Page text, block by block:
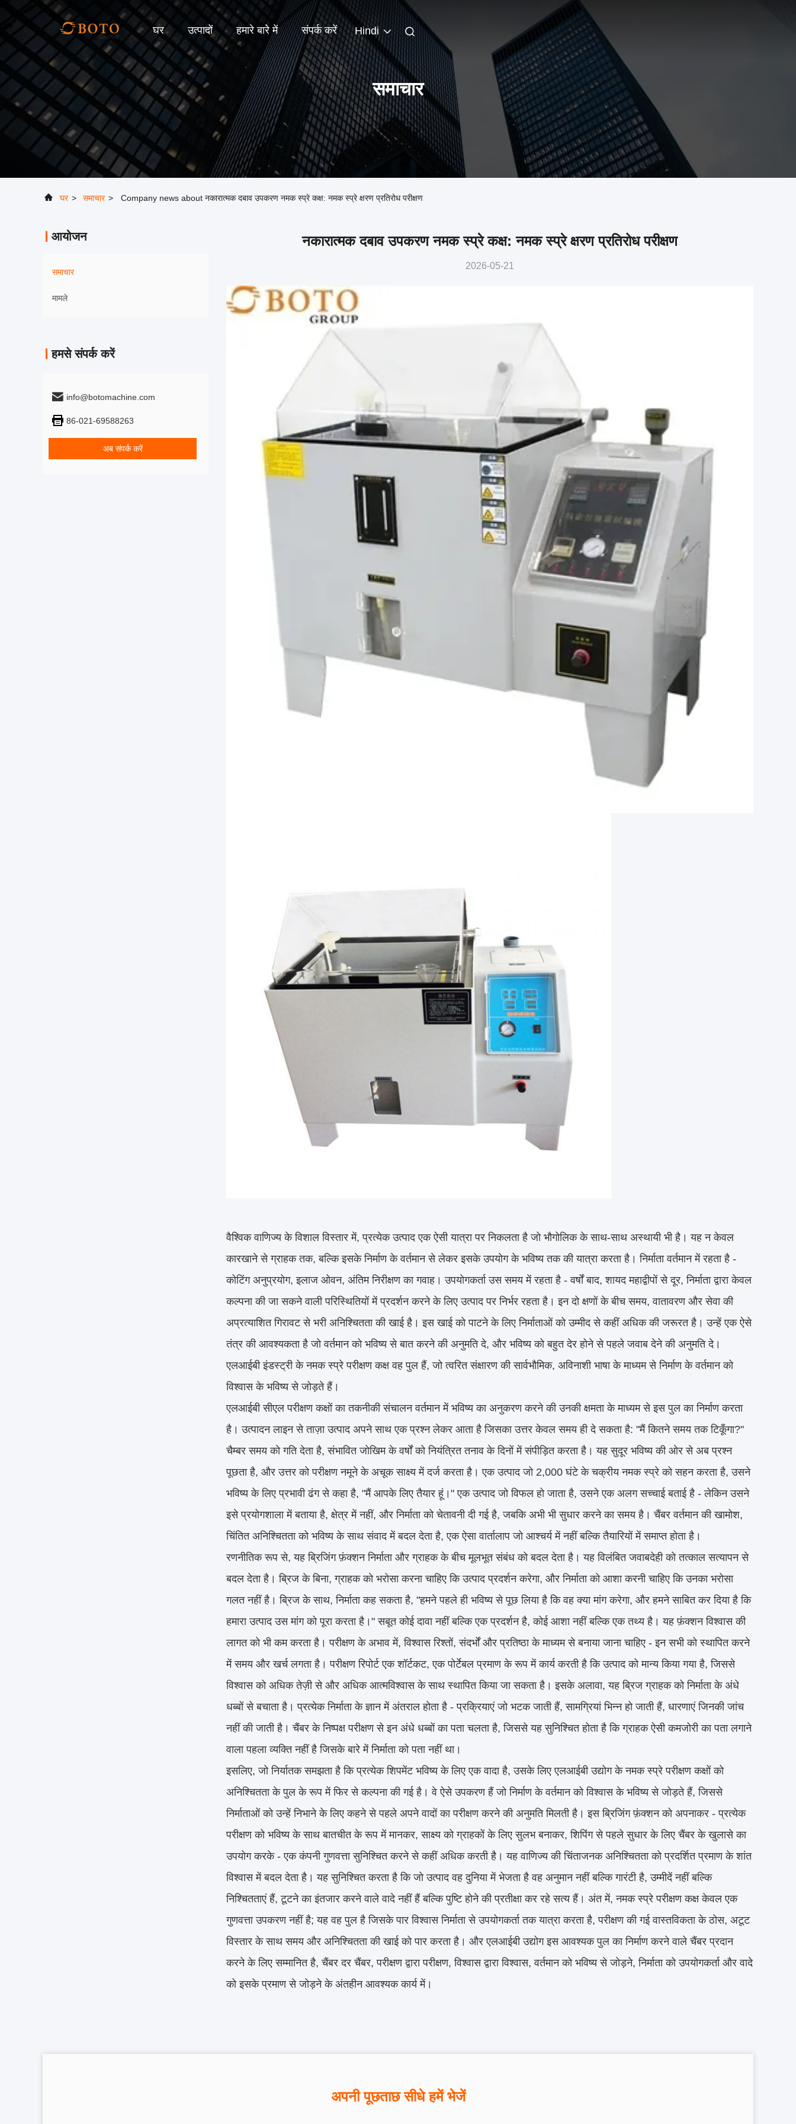
घर उत्पादों हमारे बारे में संपर्क करें Hindi
समाचार
घर > समाचार > Company news about नकारात्मक दबाव उपकरण नमक स्प्रे कक्ष: नमक स्प्रे क्षरण प्रतिरोध परीक्षण
आयोजन
समाचार
मामले
हमसे संपर्क करें
info@botomachine.com
86-021-69588263
अब संपर्क करें
नकारात्मक दबाव उपकरण नमक स्प्रे कक्ष: नमक स्प्रे क्षरण प्रतिरोध परीक्षण
2026-05-21
वैश्विक वाणिज्य के विशाल विस्तार में, प्रत्येक उत्पाद एक ऐसी यात्रा पर निकलता है जो भौगोलिक के साथ-साथ अस्थायी भी है। यह न केवल
कारखाने से ग्राहक तक, बल्कि इसके निर्माण के वर्तमान से लेकर इसके उपयोग के भविष्य तक की यात्रा करता है। निर्माता वर्तमान में रहता है -
कोटिंग अनुप्रयोग, इलाज ओवन, अंतिम निरीक्षण का गवाह। उपयोगकर्ता उस समय में रहता है - वर्षों बाद, शायद महाद्वीपों से दूर, निर्माता द्वारा केवल
कल्पना की जा सकने वाली परिस्थितियों में प्रदर्शन करने के लिए उत्पाद पर निर्भर रहता है। इन दो क्षणों के बीच समय, वातावरण और सेवा की
अप्रत्याशित गिरावट से भरी अनिश्चितता की खाई है। इस खाई को पाटने के लिए निर्माताओं को उम्मीद से कहीं अधिक की जरूरत है। उन्हें एक ऐसे
तंत्र की आवश्यकता है जो वर्तमान को भविष्य से बात करने की अनुमति दे, और भविष्य को बहुत देर होने से पहले जवाब देने की अनुमति दे।
एलआईबी इंडस्ट्री के नमक स्प्रे परीक्षण कक्ष वह पुल हैं, जो त्वरित संक्षारण की सार्वभौमिक, अविनाशी भाषा के माध्यम से निर्माण के वर्तमान को
विश्वास के भविष्य से जोड़ते हैं।
एलआईबी सीएल परीक्षण कक्षों का तकनीकी संचालन वर्तमान में भविष्य का अनुकरण करने की उनकी क्षमता के माध्यम से इस पुल का निर्माण करता
है। उत्पादन लाइन से ताज़ा उत्पाद अपने साथ एक प्रश्न लेकर आता है जिसका उत्तर केवल समय ही दे सकता है: "मैं कितने समय तक टिकूँगा?"
चैम्बर समय को गति देता है, संभावित जोखिम के वर्षों को नियंत्रित तनाव के दिनों में संपीड़ित करता है। यह सुदूर भविष्य की ओर से अब प्रश्न
पूछता है, और उत्तर को परीक्षण नमूने के अचूक साक्ष्य में दर्ज करता है। एक उत्पाद जो 2,000 घंटे के चक्रीय नमक स्प्रे को सहन करता है, उसने
भविष्य के लिए प्रभावी ढंग से कहा है, "मैं आपके लिए तैयार हूं।" एक उत्पाद जो विफल हो जाता है, उसने एक अलग सच्चाई बताई है - लेकिन उसने
इसे प्रयोगशाला में बताया है, क्षेत्र में नहीं, और निर्माता को चेतावनी दी गई है, जबकि अभी भी सुधार करने का समय है। चैंबर वर्तमान की खामोश,
चिंतित अनिश्चितता को भविष्य के साथ संवाद में बदल देता है, एक ऐसा वार्तालाप जो आश्चर्य में नहीं बल्कि तैयारियों में समाप्त होता है।
रणनीतिक रूप से, यह ब्रिजिंग फ़ंक्शन निर्माता और ग्राहक के बीच मूलभूत संबंध को बदल देता है। यह विलंबित जवाबदेही को तत्काल सत्यापन से
बदल देता है। ब्रिज के बिना, ग्राहक को भरोसा करना चाहिए कि उत्पाद प्रदर्शन करेगा, और निर्माता को आशा करनी चाहिए कि उनका भरोसा
गलत नहीं है। ब्रिज के साथ, निर्माता कह सकता है, "हमने पहले ही भविष्य से पूछ लिया है कि वह क्या मांग करेगा, और हमने साबित कर दिया है कि
हमारा उत्पाद उस मांग को पूरा करता है।" सबूत कोई दावा नहीं बल्कि एक प्रदर्शन है, कोई आशा नहीं बल्कि एक तथ्य है। यह फ़ंक्शन विश्वास की
लागत को भी कम करता है। परीक्षण के अभाव में, विश्वास रिश्तों, संदर्भों और प्रतिष्ठा के माध्यम से बनाया जाना चाहिए - इन सभी को स्थापित करने
में समय और खर्च लगता है। परीक्षण रिपोर्ट एक शॉर्टकट, एक पोर्टेबल प्रमाण के रूप में कार्य करती है कि उत्पाद को मान्य किया गया है, जिससे
विश्वास को अधिक तेज़ी से और अधिक आत्मविश्वास के साथ स्थापित किया जा सकता है। इसके अलावा, यह ब्रिज ग्राहक को निर्माता के अंधे
धब्बों से बचाता है। प्रत्येक निर्माता के ज्ञान में अंतराल होता है - प्रक्रियाएं जो भटक ​​जाती हैं, सामग्रियां भिन्न हो जाती हैं, धारणाएं जिनकी जांच
नहीं की जाती है। चैंबर के निष्पक्ष परीक्षण से इन अंधे धब्बों का पता चलता है, जिससे यह सुनिश्चित होता है कि ग्राहक ऐसी कमजोरी का पता लगाने
वाला पहला व्यक्ति नहीं है जिसके बारे में निर्माता को पता नहीं था।
इसलिए, जो निर्यातक समझता है कि प्रत्येक शिपमेंट भविष्य के लिए एक वादा है, उसके लिए एलआईबी उद्योग के नमक स्प्रे परीक्षण कक्षों को
अनिश्चितता के पुल के रूप में फिर से कल्पना की गई है। वे ऐसे उपकरण हैं जो निर्माण के वर्तमान को विश्वास के भविष्य से जोड़ते हैं, जिससे
निर्माताओं को उन्हें निभाने के लिए कहने से पहले अपने वादों का परीक्षण करने की अनुमति मिलती है। इस ब्रिजिंग फ़ंक्शन को अपनाकर - प्रत्येक
परीक्षण को भविष्य के साथ बातचीत के रूप में मानकर, साक्ष्य को ग्राहकों के लिए सुलभ बनाकर, शिपिंग से पहले सुधार के लिए चैंबर के खुलासे का
उपयोग करके - एक कंपनी गुणवत्ता सुनिश्चित करने से कहीं अधिक करती है। यह वाणिज्य की चिंताजनक अनिश्चितता को प्रदर्शित प्रमाण के शांत
विश्वास में बदल देता है। यह सुनिश्चित करता है कि जो उत्पाद वह दुनिया में भेजता है वह अनुमान नहीं बल्कि गारंटी है, उम्मीदें नहीं बल्कि
निश्चितताएं हैं, टूटने का इंतजार करने वाले वादे नहीं हैं बल्कि पुष्टि होने की प्रतीक्षा कर रहे सत्य हैं। अंत में, नमक स्प्रे परीक्षण कक्ष केवल एक
गुणवत्ता उपकरण नहीं है; यह वह पुल है जिसके पार विश्वास निर्माता से उपयोगकर्ता तक यात्रा करता है, परीक्षण की गई वास्तविकता के ठोस, अटूट
विस्तार के साथ समय और अनिश्चितता की खाई को पार करता है। और एलआईबी उद्योग इस आवश्यक पुल का निर्माण करने वाले चैंबर प्रदान
करने के लिए सम्मानित है, चैंबर दर चैंबर, परीक्षण द्वारा परीक्षण, विश्वास द्वारा विश्वास, वर्तमान को भविष्य से जोड़ने, निर्माता को उपयोगकर्ता और वादे
को इसके प्रमाण से जोड़ने के अंतहीन आवश्यक कार्य में।
अपनी पूछताछ सीधे हमें भेजें